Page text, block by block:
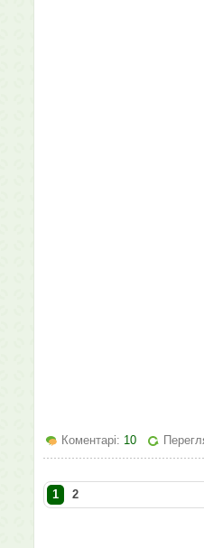
Коментарі: 10
1 2